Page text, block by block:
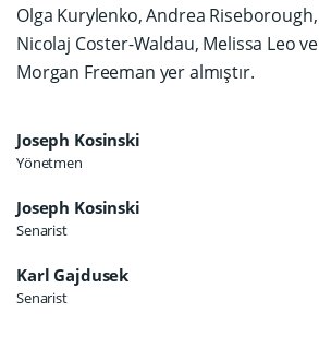
Olga Kurylenko, Andrea Riseborough,
Nicolaj Coster-Waldau, Melissa Leo ve
Morgan Freeman yer almıştır.
Joseph Kosinski
Yönetmen
Joseph Kosinski
Senarist
Karl Gajdusek
Senarist